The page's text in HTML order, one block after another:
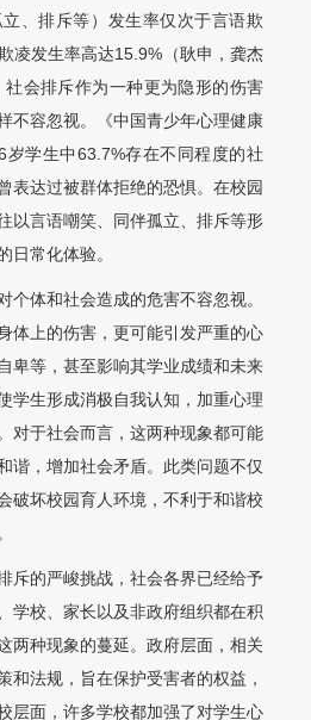
、排斥等）发生率仅次于言语欺
凌发生率高达15.9%（耿申，龚杰
会排斥作为一种更为隐形的伤害
不容忽视。《中国青少年心理健康
学生中63.7%存在不同程度的社
表达过被群体拒绝的恐惧。在校园
以言语嘲笑、同伴孤立、排斥等形
日常化体验。
个体和社会造成的危害不容忽视。
体上的伤害，更可能引发严重的心
卑等，甚至影响其学业成绩和未来
学生形成消极自我认知，加重心理
对于社会而言，这两种现象都可能
谐，增加社会矛盾。此类问题不仅
破坏校园育人环境，不利于和谐校
斥的严峻挑战，社会各界已经给予
学校、家长以及非政府组织都在积
两种现象的蔓延。政府层面，相关
和法规，旨在保护受害者的权益，
层面，许多学校都加强了对学生心